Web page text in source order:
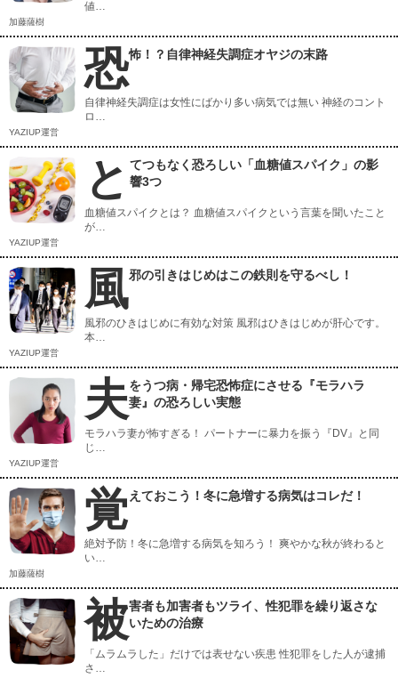
値…
加藤薩樹
恐怖！？自律神経失調症オヤジの末路
自律神経失調症は女性にばかり多い病気では無い 神経のコント
ロ…
YAZIUP運営
とてつもなく恐ろしい「血糖値スパイク」の影
響3つ
血糖値スパイクとは？ 血糖値スパイクという言葉を聞いたこと
が…
YAZIUP運営
風邪の引きはじめはこの鉄則を守るべし！
風邪のひきはじめに有効な対策 風邪はひきはじめが肝心です。
本…
YAZIUP運営
夫をうつ病・帰宅恐怖症にさせる『モラハラ
妻』の恐ろしい実態
モラハラ妻が怖すぎる！ パートナーに暴力を振う『DV』と同
じ…
YAZIUP運営
覚えておこう！冬に急増する病気はコレだ！
絶対予防！冬に急増する病気を知ろう！ 爽やかな秋が終わると
い…
加藤薩樹
被害者も加害者もツライ、性犯罪を繰り返さな
いための治療
「ムラムラした」だけでは表せない疾患 性犯罪をした人が逮捕
さ…